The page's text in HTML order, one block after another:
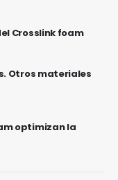
Crosslink foam
Otros materiales
optimizan la